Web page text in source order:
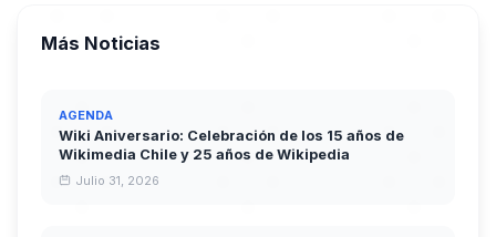
Más Noticias
AGENDA
Wiki Aniversario: Celebración de los 15 años de
Wikimedia Chile y 25 años de Wikipedia
Julio 31, 2026